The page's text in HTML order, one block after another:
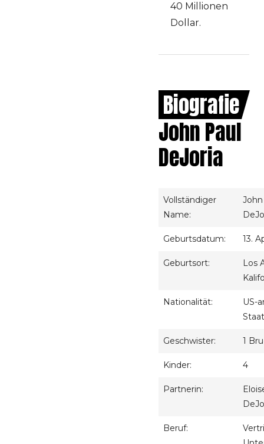
40 Millionen
Dollar.
Biografie
John Paul
DeJoria
Vollständiger
Name:
Geburtsdatum: 13.
Geburtsort:
Los
Nationalität:
US-
Geschwister: 1
Kinder: 4
Partnerin:
Beruf: